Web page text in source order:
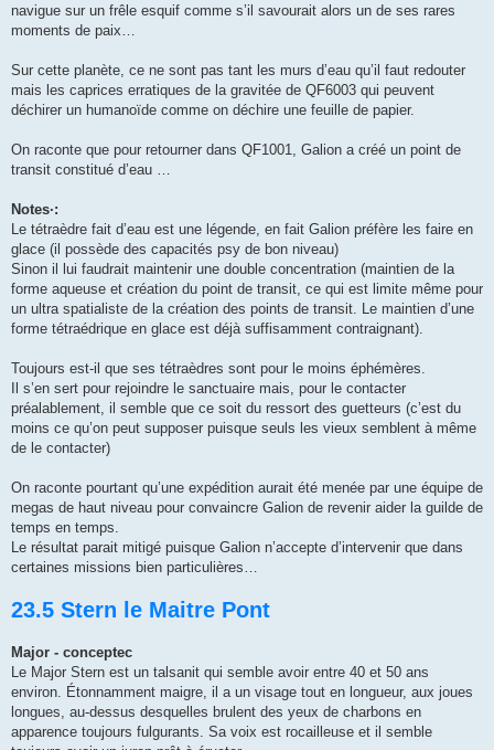
navigue sur un frêle esquif comme s’il savourait alors un de ses rares
moments de paix…
Sur cette planète, ce ne sont pas tant les murs d’eau qu’il faut redouter
mais les caprices erratiques de la gravitée de QF6003 qui peuvent
déchirer un humanoïde comme on déchire une feuille de papier.
On raconte que pour retourner dans QF1001, Galion a créé un point de
transit constitué d’eau …
Notes·:
Le tétraèdre fait d’eau est une légende, en fait Galion préfère les faire en
glace (il possède des capacités psy de bon niveau)
Sinon il lui faudrait maintenir une double concentration (maintien de la
forme aqueuse et création du point de transit, ce qui est limite même pour
un ultra spatialiste de la création des points de transit. Le maintien d’une
forme tétraédrique en glace est déjà suffisamment contraignant).
Toujours est-il que ses tétraèdres sont pour le moins éphémères.
Il s’en sert pour rejoindre le sanctuaire mais, pour le contacter
préalablement, il semble que ce soit du ressort des guetteurs (c’est du
moins ce qu’on peut supposer puisque seuls les vieux semblent à même
de le contacter)
On raconte pourtant qu’une expédition aurait été menée par une équipe de
megas de haut niveau pour convaincre Galion de revenir aider la guilde de
temps en temps.
Le résultat parait mitigé puisque Galion n’accepte d’intervenir que dans
certaines missions bien particulières…
23.5 Stern le Maitre Pont
Major - conceptec
Le Major Stern est un talsanit qui semble avoir entre 40 et 50 ans
environ. Étonnamment maigre, il a un visage tout en longueur, aux joues
longues, au-dessus desquelles brulent des yeux de charbons en
apparence toujours fulgurants. Sa voix est rocailleuse et il semble